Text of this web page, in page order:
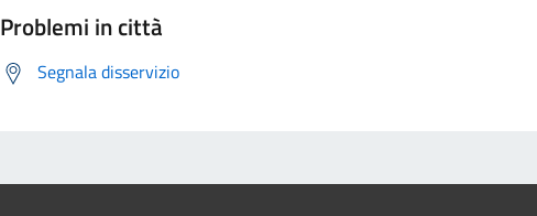
Problemi in città
Segnala disservizio